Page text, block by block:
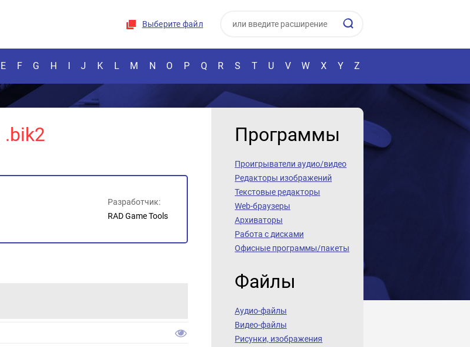
Выберите файл
E F G H I J K L M N O P Q R S T U V W X Y Z
.bik2
Разработчик:
RAD Game Tools
Программы
Проигрыватели аудио/видео
Редакторы изображений
Текстовые редакторы
Web-браузеры
Архиваторы
Работа с дисками
Офисные программы/пакеты
Файлы
Аудио-файлы
Видео-файлы
Рисунки, изображения